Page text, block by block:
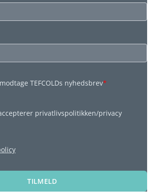
TEFCOLDs nyhedsbrev*
privatlivspolitikken/privacy
TILMELD